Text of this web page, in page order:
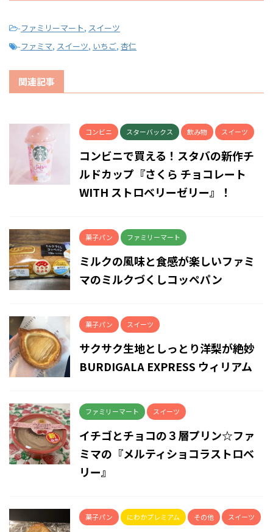
-ファミリーマート, スイーツ
-ファミマ, スイーツ, いちご, 杏仁
関連記事
コンビニ スターバックス 飲み物 スイーツ
コンビニで買える！スタバの新作チ
ルドカップ『さくら チョコレート
WITH ストロベリーゼリー』！
菓子パン ファミリーマート
ミルクの風味と食感が楽しいファミ
マのミルクづくしコッペパン
菓子パン スイーツ
サクサク生地としっとり洋梨が絶妙
BURDIGALA EXPRESS ウィリアム
ファミリーマート スイーツ
イチゴとチョコの３層プリン☆ファ
ミマの『メルティショコラストロベ
リー』
菓子パン にわかプレミアム その他 スイーツ